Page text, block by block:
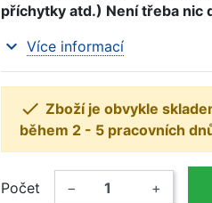
příchytky atd.) Není třeba nic
expand_more Více informací
 Zboží je obvykle
během 2 - 5 pracovních
Počet − +